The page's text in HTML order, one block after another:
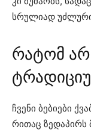
სრულიად
რატომ არ
ჩვენი ბებიები
რითაც ზედაპირს